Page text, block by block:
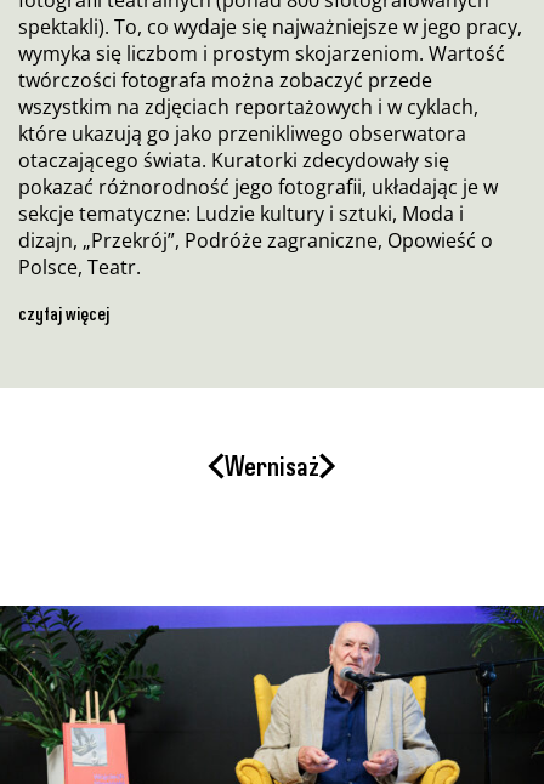
spektakli). To, co wydaje się najważniejsze w jego pracy,
wymyka się liczbom i prostym skojarzeniom. Wartość
twórczości fotografa można zobaczyć przede
wszystkim na zdjęciach reportażowych i w cyklach,
które ukazują go jako przenikliwego obserwatora
otaczającego świata. Kuratorki zdecydowały się
pokazać różnorodność jego fotografii, układając je w
sekcje tematyczne: Ludzie kultury i sztuki, Moda i
dizajn, „Przekrój”, Podróże zagraniczne, Opowieść o
Polsce, Teatr.
Wernisaż